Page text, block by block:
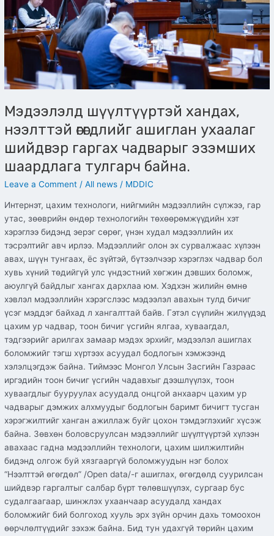
Мэдээлэлд шүүлтүүртэй хандах,
нээлттэй өгөгдлийг ашиглан ухаалаг
шийдвэр гаргах чадварыг эзэмших
шаардлага тулгарч байна.
Leave a Comment /All news / MDDIC
Интернэт, цахим технологи, нийгмийн мэдээллийн сүлжээ, гар
утас, зөөврийн өндөр технологийн төхөөрөмжүүдийн хэт
хэрэглээ бидэнд эерэг сөрөг, үнэн худал мэдээллийн их
тэсрэлтийг авч ирлээ. Мэдээллийг олон эх сурвалжаас хүлээн
авах, шүүн тунгаах, ёс зүйтэй, бүтээлчээр хэрэглэх чадвар бол
хувь хүний төдийгүй улс үндэстний хөгжин дэвших боломж,
аюулгүй байдлыг хангах дархлаа юм. Хэдхэн жилийн өмнө
хэвлэл мэдээллийн хэрэгслээс мэдээлэл авахын тулд бичиг
үсэг мэддэг байхад л хангалттай байв. Гэтэл сүүлийн жилүүдэд
цахим ур чадвар, тоон бичиг үсгийн ялгаа, хуваагдал,
тэдгээрийг арилгах замаар мэдэх эрхийг, мэдээлэл ашиглах
боломжийг тэгш хүртээх асуудал бодлогын хэмжээнд
хэлэлцэгдэж байна. Тиймээс Монгол Улсын Засгийн Газраас
иргэдийн тоон бичиг үсгийн чадавхыг дээшлүүлэх, тоон
хуваагдлыг бууруулах асуудалд онцгой анхаарч цахим ур
чадварыг дэмжих алхмуудыг бодлогын баримт бичигт тусган
хэрэгжилтийг ханган ажиллаж буйг цохон тэмдэглэхийг хүсэж
байна. Зөвхөн боловсруулсан мэдээллийг шүүлтүүртэй хүлээн
авахаас гадна мэдээллийн технологи, цахим шилжилтийн
бидэнд олгож буй хязгааргүй боломжуудын нэг болох
“Нээлттэй өгөгдөл” /Open data/-г ашиглах, өгөгдөлд суурилсан
шийдвэр гаргалтыг салбар бүрт төлөвшүүлэх, сургаар бус
судалгаагаар, шинжлэх ухаанчаар асуудалд хандах
боломжийг бий болгоход хууль эрх зүйн орчин дахь томоохон
өөрчлөлтүүдийг зэхэж байна. Бид тун удахгүй төрийн цахим
ухаалаг
шийдвэр
гаргах
чадварыг
эзэмших
шаардлага
тулгарч
байна.